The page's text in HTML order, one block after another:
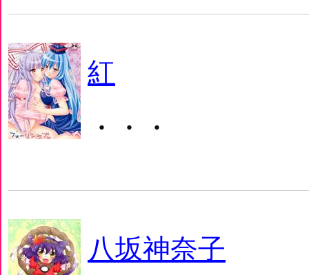
紅
・・・
八坂神奈子